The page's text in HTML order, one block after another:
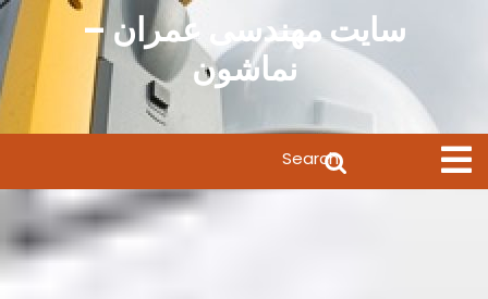
سایت مهندسی عمران –
نماشون
Open
Menu
for: